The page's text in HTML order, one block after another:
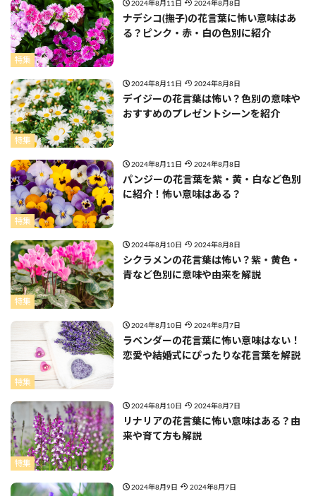
特集
2024年8月11日 2024年8月8日
ナデシコ(撫子)の花言葉に怖い意味はあ
る？ピンク・赤・白の色別に紹介
特集
2024年8月11日 2024年8月8日
デイジーの花言葉は怖い？色別の意味や
おすすめのプレゼントシーンを紹介
特集
2024年8月11日 2024年8月8日
パンジーの花言葉を紫・黄・白など色別
に紹介！怖い意味はある？
特集
2024年8月10日 2024年8月8日
シクラメンの花言葉は怖い？紫・黄色・
青など色別に意味や由来を解説
特集
2024年8月10日 2024年8月7日
ラベンダーの花言葉に怖い意味はない！
恋愛や結婚式にぴったりな花言葉を解説
特集
2024年8月10日 2024年8月7日
リナリアの花言葉に怖い意味はある？由
来や育て方も解説
2024年8月9日 2024年8月7日